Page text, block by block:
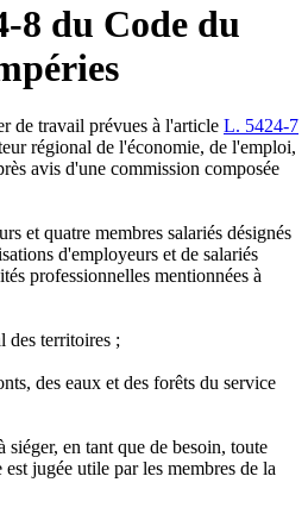
8 du Code du
de travail prévues à l'article L. 5424-7
régional de l'économie, de l'emploi,
avis d'une commission composée
et quatre membres salariés désignés
d'employeurs et de salariés
professionnelles mentionnées à
des territoires ;
des eaux et des forêts du service
siéger, en tant que de besoin, toute
jugée utile par les membres de la